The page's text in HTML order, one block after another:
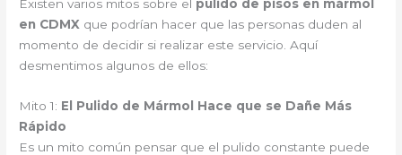
Existen varios mitos sobre el pulido de pisos en mármol
en CDMX que podrían hacer que las personas duden al
momento de decidir si realizar este servicio. Aquí
desmentimos algunos de ellos:
Mito 1: El Pulido de Mármol Hace que se Dañe Más
Rápido
Es un mito común pensar que el pulido constante puede